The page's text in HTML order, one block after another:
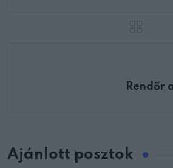
Rendőr
Ajánlott posztok